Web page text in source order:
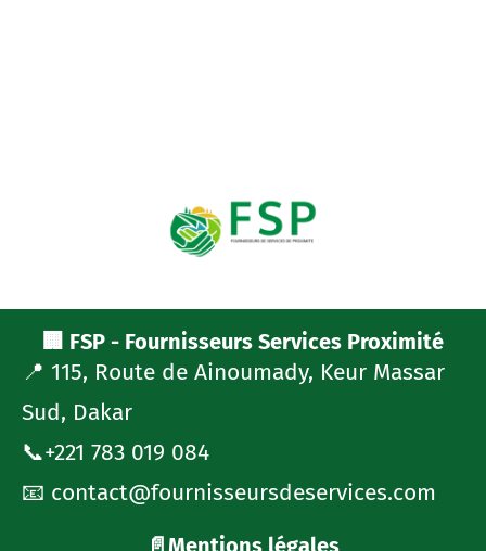
🏢 FSP - Fournisseurs Services Proximité
📍 115, Route de Ainoumady, Keur Massar
Sud, Dakar
📞+221 783 019 084
📧 contact@fournisseursdeservices.com
📄Mentions légales